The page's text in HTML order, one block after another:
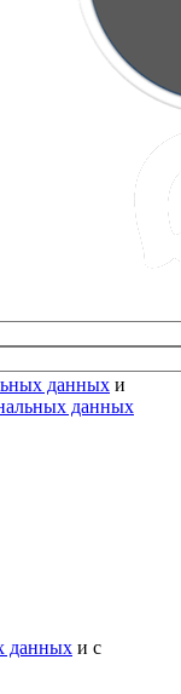
данных и
данных
данных и с